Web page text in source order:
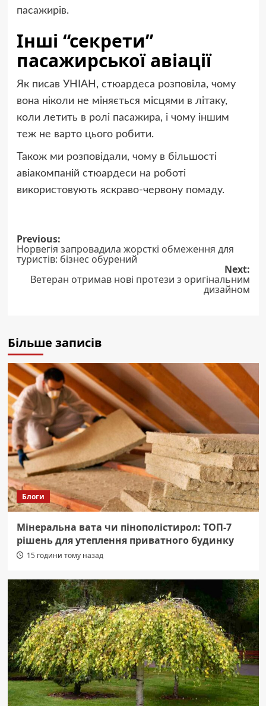
пасажирів.
Інші “секрети”
пасажирської авіації
Як писав УНІАН, стюардеса розповіла, чому
вона ніколи не міняється місцями в літаку,
коли летить в ролі пасажира, і чому іншим
теж не варто цього робити.
Також ми розповідали, чому в більшості
авіакомпаній стюардеси на роботі
використовують яскраво-червону помаду.
Post
navigation
Previous:
Норвегія запровадила жорсткі обмеження для
туристів: бізнес обурений
Next:
Ветеран отримав нові протези з оригінальним
дизайном
Більше записів
Блоги
Мінеральна вата чи пінополістирол: ТОП-7
рішень для утеплення приватного будинку
15 години тому назад